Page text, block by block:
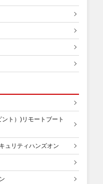
ト）)リモートブート
ュリティハンズオン